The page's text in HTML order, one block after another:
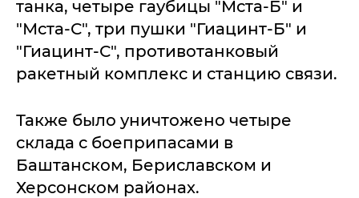
танка, четыре гаубицы "Мста-Б" и
"Мста-С", три пушки "Гиацинт-Б" и
"Гиацинт-С", противотанковый
ракетный комплекс и станцию связи.
Также было уничтожено четыре
склада с боеприпасами в
Баштанском, Бериславском и
Херсонском районах.